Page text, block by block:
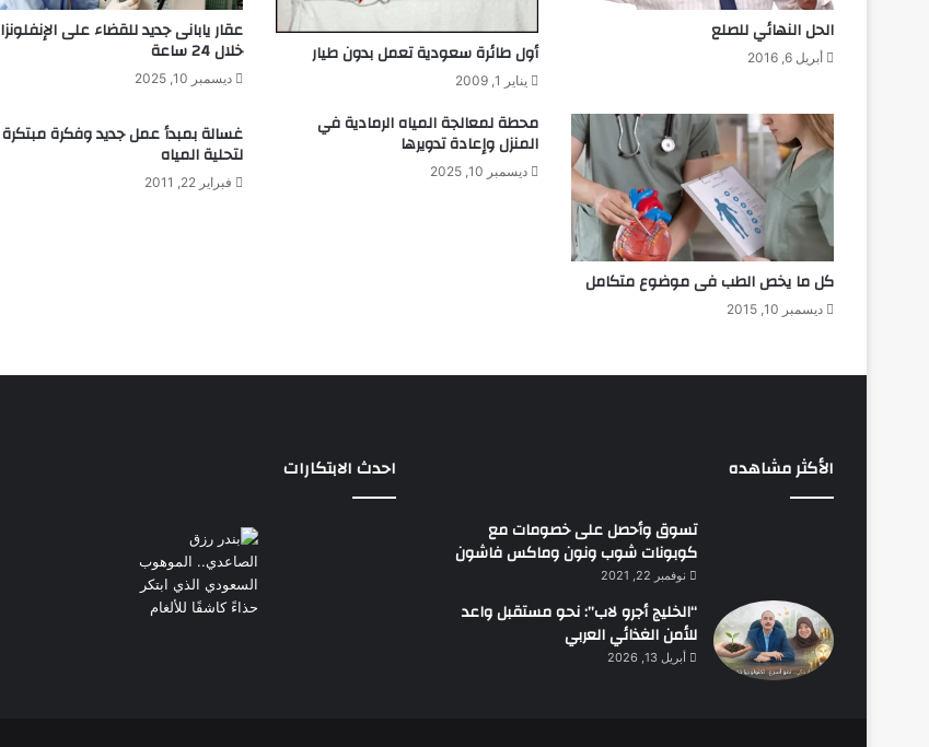
الحل النهائي للصلع
أبريل 6, 2016 أول طائرة سعودية تعمل بدون طيار
يناير 1, 2009
عقار يابانى جديد للقضاء على الإنفلونزا
خلال 24 ساعة
ديسمبر 10, 2025
كل ما يخص الطب فى موضوع متكامل
ديسمبر 10, 2015
محطة لمعالجة المياه الرمادية في
المنزل وإعادة تدويرها
ديسمبر 10, 2025
غسالة بمبدأ عمل جديد وفكرة مبتكرة
لتحلية المياه
فبراير 22, 2011
الأكثر مشاهده
تسوق وأحصل على خصومات مع
كوبونات شوب ونون وماكس فاشون
نوفمبر 22, 2021
“الخليج أجرو لاب”: نحو مستقبل واعد
للأمن الغذائي العربي
أبريل 13, 2026
احدث الابتكارات